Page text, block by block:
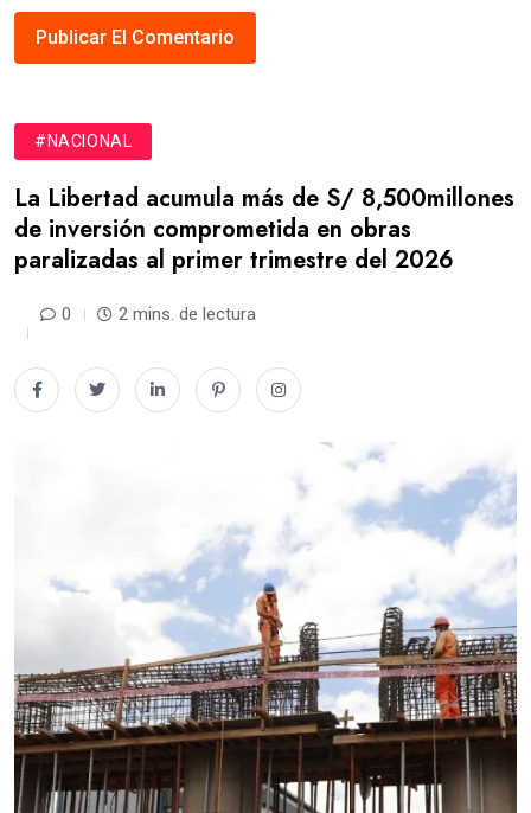
#NACIONAL
La Libertad acumula más de S/ 8,500millones
de inversión comprometida en obras
paralizadas al primer trimestre del 2026
0 2 mins. de lectura